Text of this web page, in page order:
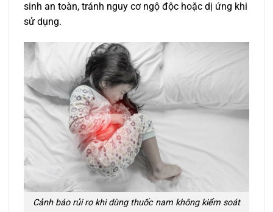
sinh an toàn, tránh nguy cơ ngộ độc hoặc dị ứng khi
sử dụng.
Cảnh báo rủi ro khi dùng thuốc nam không kiểm soát